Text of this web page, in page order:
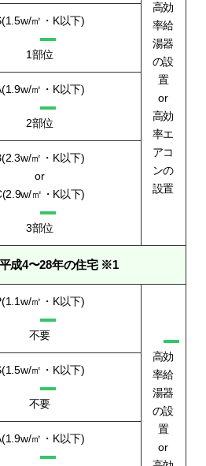
高効
率給
湯器
の設
置
or
高効
率エ
アコ
ンの
設置
㎡・K以下)
1部位
㎡・K以下)
2部位
㎡・K以下)
or
㎡・K以下)
3部位
成4〜28年の住宅 ※1
㎡・K以下)
不要
高効
率給
湯器
の設
置
or
㎡・K以下)
不要
㎡・K以下)